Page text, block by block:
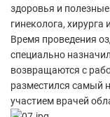
здоровья и
гинеколога, хирурга
Время проведения
специально
возвращаются с
разместился самый
участием врачей